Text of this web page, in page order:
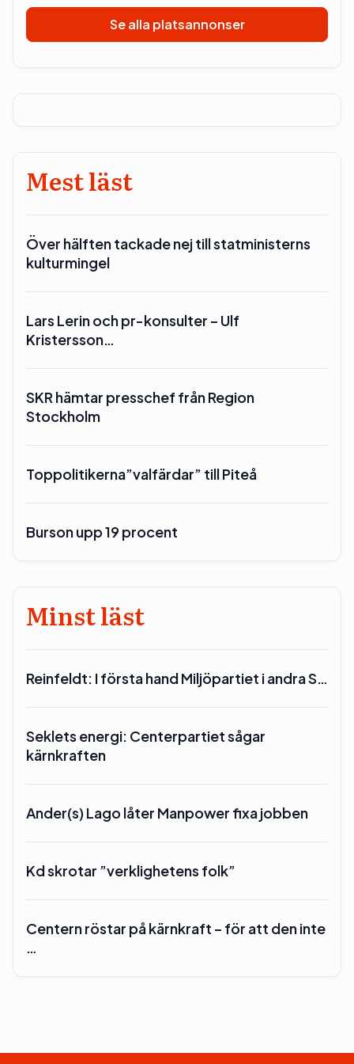
Se alla platsannonser
Mest läst
Över hälften tackade nej till statministerns
kulturmingel
Lars Lerin och pr-konsulter – Ulf
Kristersson…
SKR hämtar presschef från Region
Stockholm
Toppolitikerna”valfärdar” till Piteå
Burson upp 19 procent
Minst läst
Reinfeldt: I första hand Miljöpartiet i andra S…
Seklets energi: Centerpartiet sågar
kärnkraften
Ander(s) Lago låter Manpower fixa jobben
Kd skrotar ”verklighetens folk”
Centern röstar på kärnkraft – för att den inte
…